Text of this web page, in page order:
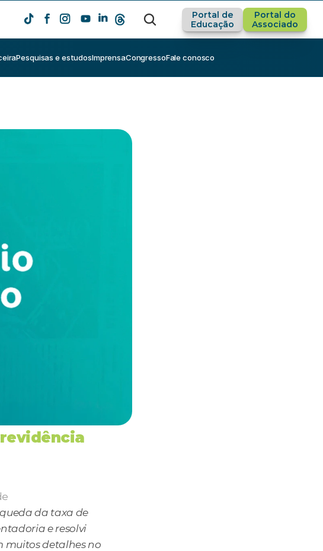
Portal de
Educação
Portal do
Associado
Pesquisas e estudosImprensaCongressoFale conosco
da taxa de
e resolvi
muitos detalhes no